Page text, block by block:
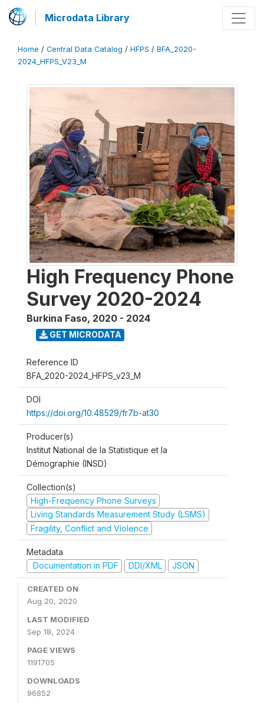
Microdata Library
Home / Central Data Catalog / HFPS / BFA_2020-
2024_HFPS_V23_M
High Frequency Phone
Survey 2020-2024
Burkina Faso, 2020 - 2024
GET MICRODATA
Reference ID
BFA_2020-2024_HFPS_v23_M
DOI
https://doi.org/10.48529/fr7b-at30
Producer(s)
Institut National de la Statistique et la
Démographie (INSD)
Collection(s)
High-Frequency Phone Surveys
Living Standards Measurement Study (LSMS)
Fragility, Conflict and Violence
Metadata
Documentation in PDF
DDI/XML JSON
CREATED ON
Aug 20, 2020
LAST MODIFIED
Sep 18, 2024
PAGE VIEWS
1191705
DOWNLOADS
96852